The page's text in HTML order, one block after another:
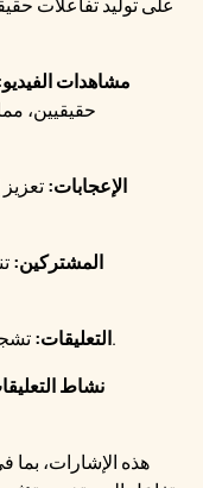
مشاهدات
حقيقيين،
الإعجابات:
المشتركين:
التعليقات:تشجيع التفاعل الهادف وردود فعل الجمهور.
نشاط
هذه الإشارات، بما